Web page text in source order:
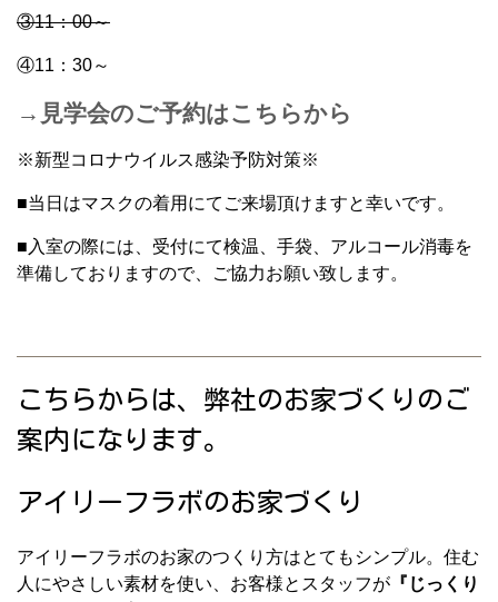
③11：00～
④11：30～
→ 見学会のご予約はこちらから
※新型コロナウイルス感染予防対策※
■当日はマスクの着用にてご来場頂けますと幸いです。
■入室の際には、受付にて検温、手袋、アルコール消毒を
準備しておりますので、ご協力お願い致します。
こちらからは、弊社のお家づくりのご
案内になります。
アイリーフラボのお家づくり
アイリーフラボのお家のつくり方はとてもシンプル。住む
人にやさしい素材を使い、お客様とスタッフが 『じっくり